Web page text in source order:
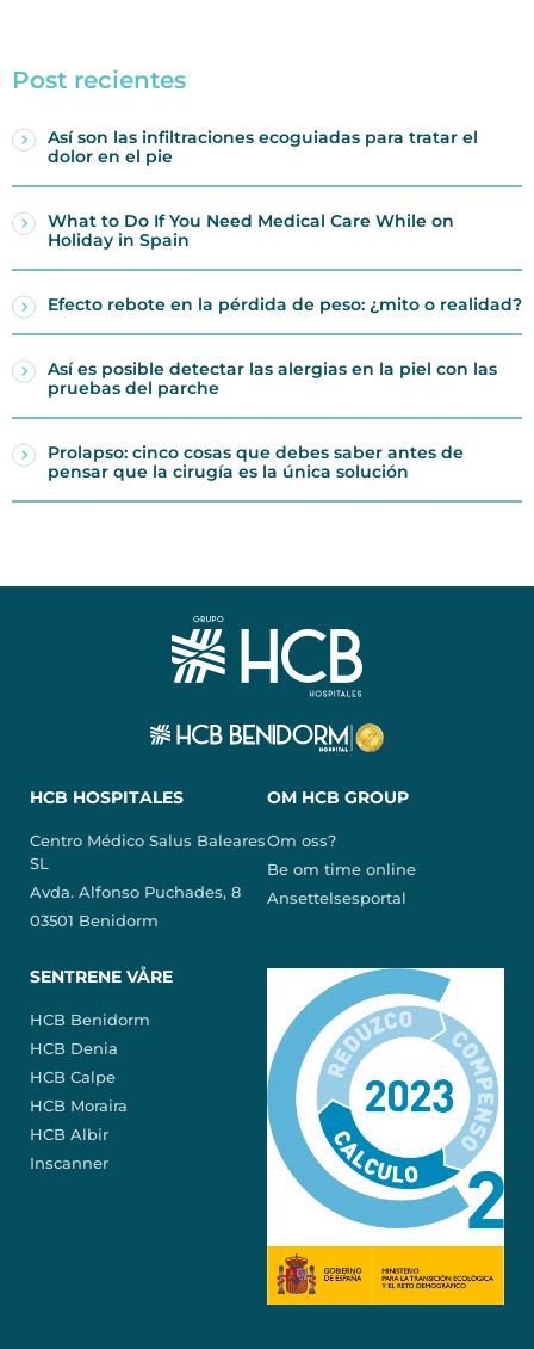
Post recientes
Así son las infiltraciones ecoguiadas para tratar el
dolor en el pie
What to Do If You Need Medical Care While on
Holiday in Spain
Efecto rebote en la pérdida de peso: ¿mito o realidad?
Así es posible detectar las alergias en la piel con las
pruebas del parche
Prolapso: cinco cosas que debes saber antes de
pensar que la cirugía es la única solución
HCB HOSPITALES
Centro Médico Salus Baleares
SL
Avda. Alfonso Puchades, 8
03501 Benidorm
OM HCB GROUP
Om oss?
Be om time online
Ansettelsesportal
SENTRENE VÅRE
HCB Benidorm
HCB Denia
HCB Calpe
HCB Moraira
HCB Albir
Inscanner